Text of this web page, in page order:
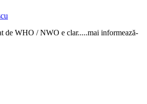
de WHO / NWO e clar.....mai informează-